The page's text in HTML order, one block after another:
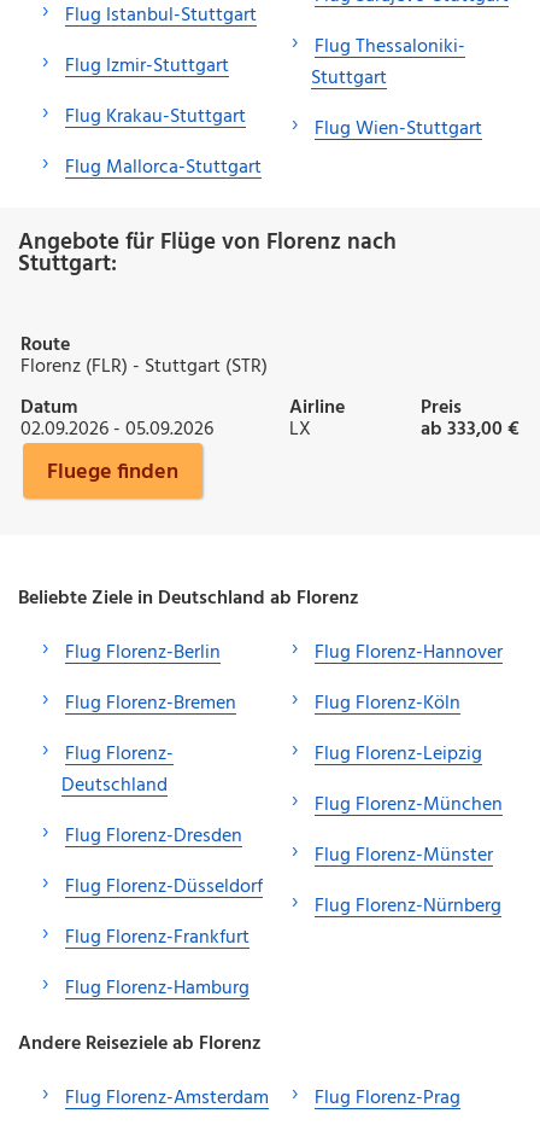
Flug Istanbul-Stuttgart
Flug Izmir-Stuttgart
Flug Krakau-Stuttgart
Flug Mallorca-Stuttgart
Flug Thessaloniki-
Stuttgart
Flug Wien-Stuttgart
Angebote für Flüge von Florenz nach
Stuttgart:
Route
Florenz (FLR) - Stuttgart (STR)
Datum
02.09.2026 - 05.09.2026
Airline
LX
Preis
ab 333,00 €
Fluege finden
Beliebte Ziele in Deutschland ab Florenz
Flug Florenz-Berlin
Flug Florenz-Bremen
Flug Florenz-
Deutschland
Flug Florenz-Dresden
Flug Florenz-Düsseldorf
Flug Florenz-Frankfurt
Flug Florenz-Hamburg
Flug Florenz-Hannover
Flug Florenz-Köln
Flug Florenz-Leipzig
Flug Florenz-München
Flug Florenz-Münster
Flug Florenz-Nürnberg
Andere Reiseziele ab Florenz
Flug Florenz-Amsterdam
Flug Florenz-Prag